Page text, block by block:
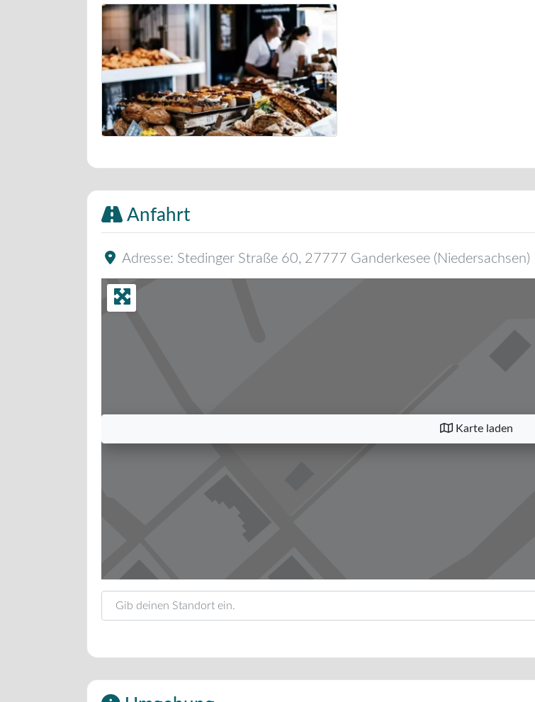
Bäckerei Musterbild
Anfahrt
Adresse: Stedinger Straße 60, 27777 Ganderkesee ( Niedersachsen)
Karte laden